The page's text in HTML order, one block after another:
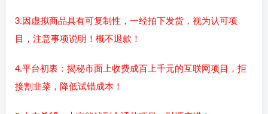
3.因虚拟商品具有可复制性，一经拍下发货，视为认可项
目，注意事项说明！概不退款！
4.平台初衷：揭秘市面上收费成百上千元的互联网项目，拒
接割韭菜，降低试错成本！